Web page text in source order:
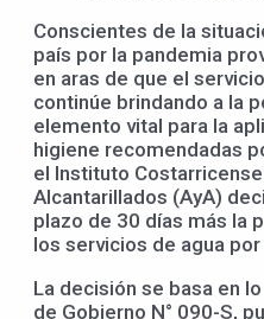
Conscientes de la
país por la pandemia
en aras de que el
continúe brindando a la
elemento vital para la
higiene recomendadas
el Instituto
Alcantarillados (AyA)
plazo de 30 días más la
los servicios de agua
La decisión se basa en
de Gobierno N° 090-S,